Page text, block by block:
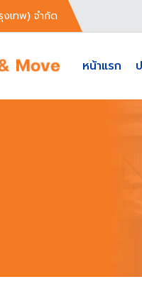
เทพ) จำกัด
หน้าแรก